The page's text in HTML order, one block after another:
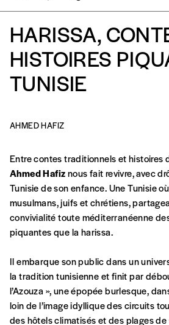
HARISSA,
HISTOIRES
TUNISIE
AHMED HAFIZ
Se
CONNEXION
Mot de passe oublié?
Créer un
commande
A partir de 2021,
Le prix libre est un mode de
par l’acheteur d’un bien ou
peut être une manière pour lui
qu’il estime juste. Dans
activités et publications
d’affirmer notre attachement
vous-mêmes le coût de notre
Cette valeur peut donc être
ou supérieure au prix indicatif.
manière, vous soutenez le
de rédaction selon vos
Entre contes traditionnels et histoires
Ahmed Hafiznous fait revivre, avec
Tunisie de son enfance. Une Tunisie
musulmans, juifs et chrétiens,
convivialité toute méditerranéenne
piquantes que la harissa.
Il embarque son public dans un
la tradition tunisienne et finit par
l’Azouza », une épopée burlesque,
loin de l’image idyllique des circuits
des hôtels climatisés et des plages de